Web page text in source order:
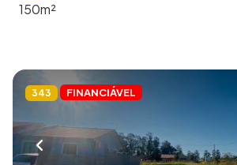
150m²
343 FINANCIÁVEL